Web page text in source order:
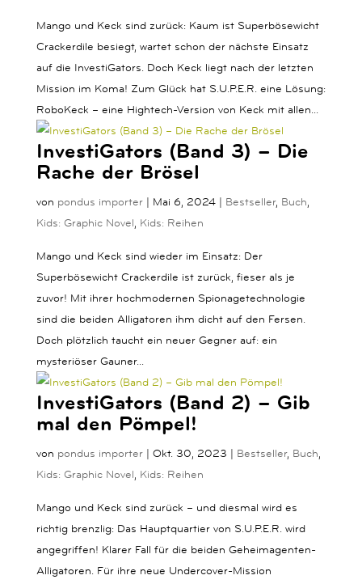
Mango und Keck sind zurück: Kaum ist Superbösewicht
Crackerdile besiegt, wartet schon der nächste Einsatz
auf die InvestiGators. Doch Keck liegt nach der letzten
Mission im Koma! Zum Glück hat S.U.P.E.R. eine Lösung:
RoboKeck – eine Hightech-Version von Keck mit allen...
InvestiGators (Band 3) – Die
Rache der Brösel
von pondus importer| Mai 6, 2024| Bestseller, Buch,
Kids: Graphic Novel, Kids: Reihen
Mango und Keck sind wieder im Einsatz: Der
Superbösewicht Crackerdile ist zurück, fieser als je
zuvor! Mit ihrer hochmodernen Spionagetechnologie
sind die beiden Alligatoren ihm dicht auf den Fersen.
Doch plötzlich taucht ein neuer Gegner auf: ein
mysteriöser Gauner...
InvestiGators (Band 2) – Gib
mal den Pömpel!
von pondus importer| Okt. 30, 2023 | Bestseller, Buch,
Kids: Graphic Novel, Kids: Reihen
Mango und Keck sind zurück – und diesmal wird es
richtig brenzlig: Das Hauptquartier von S.U.P.E.R. wird
angegriffen! Klarer Fall für die beiden Geheimagenten-
Alligatoren. Für ihre neue Undercover-Mission